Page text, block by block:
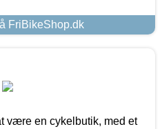
FriBikeShop.dk
være en cykelbutik, med et